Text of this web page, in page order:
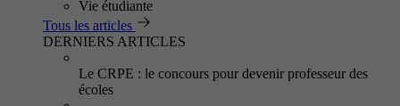
Vie étudiante
Tous les articles
DERNIERS ARTICLES
Le CRPE : le concours pour devenir professeur des
écoles